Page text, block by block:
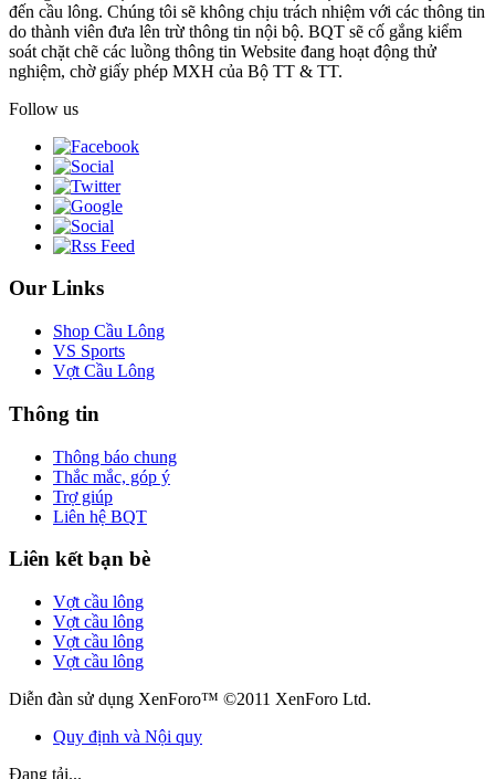
đến cầu lông. Chúng tôi sẽ không chịu trách nhiệm với các thông tin
do thành viên đưa lên trừ thông tin nội bộ. BQT sẽ cố gắng kiểm
soát chặt chẽ các luồng thông tin Website đang hoạt động thử
nghiệm, chờ giấy phép MXH của Bộ TT & TT.
Follow us
Our Links
Shop Cầu Lông
VS Sports
Vợt Cầu Lông
Thông tin
Thông báo chung
Thắc mắc, góp ý
Trợ giúp
Liên hệ BQT
Liên kết bạn bè
Vợt cầu lông
Vợt cầu lông
Vợt cầu lông
Vợt cầu lông
Diễn đàn sử dụng XenForo™ ©2011 XenForo Ltd.
Quy định và Nội quy
Đang tải...